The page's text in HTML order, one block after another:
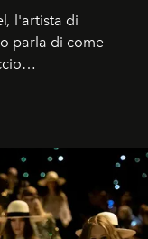
, l'artista di
parla di come